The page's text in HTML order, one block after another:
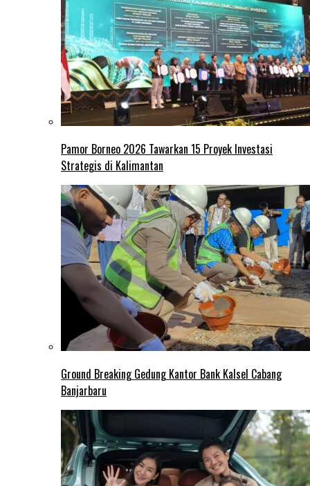
Pamor Borneo 2026 Tawarkan 15 Proyek Investasi
Strategis di Kalimantan
Ground Breaking Gedung Kantor Bank Kalsel Cabang
Banjarbaru